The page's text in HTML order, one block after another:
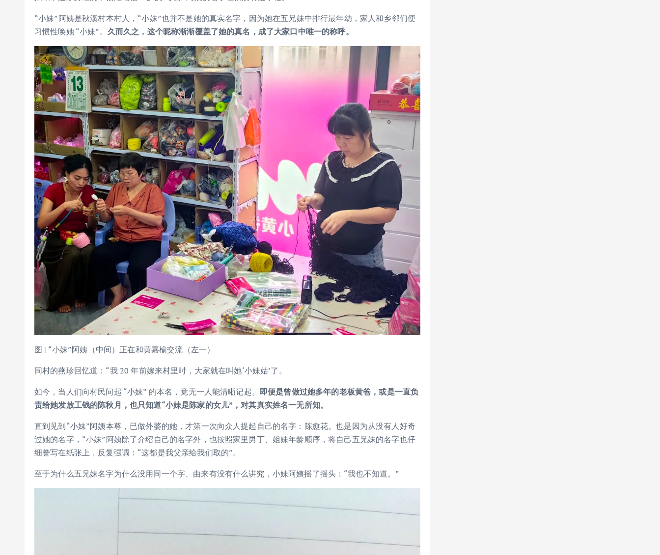
“小妹”阿姨是秋溪村本村人，“小妹”也并不是她的真实名字，因为她在五兄妹中排行最年幼，家人和乡邻们便
习惯性唤她 “小妹”。 久而久之，这个昵称渐渐覆盖了她的真名，成了大家口中唯一的称呼。
图 | “小妹”阿姨（中间）正在和黄嘉榆交流（左一）
同村的燕珍回忆道：“我 20 年前嫁来村里时，大家就在叫她‘小妹姑’了。
如今，当人们向村民问起 “小妹” 的本名，竟无一人能清晰记起。 即便是曾做过她多年的老板黄爸，或是一直负
责给她发放工钱的陈秋月，也只知道“小妹是陈家的女儿”，对其真实姓名一无所知。
直到见到“小妹”阿姨本尊，已做外婆的她，才第一次向众人提起自己的名字：陈愈花。也是因为从没有人好奇
过她的名字，“小妹”阿姨除了介绍自己的名字外，也按照家里男丁、姐妹年龄顺序，将自己五兄妹的名字也仔
细誊写在纸张上，反复强调：“这都是我父亲给我们取的”。
至于为什么五兄妹名字为什么没用同一个字、由来有没有什么讲究，小妹阿姨摇了摇头：“我也不知道。”